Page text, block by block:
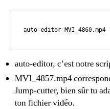
auto-editor
auto-editor, c’est notre
MVI_4857.mp4
Jump-cutter, bien sûr tu
ton fichier vidéo.